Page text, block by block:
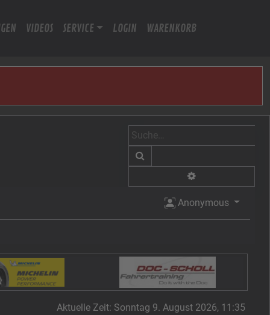
VIDEOS SERVICE LOGIN WARENKORB
Anonymous
Aktuelle Zeit: Sonntag 9. August 2026, 11:35